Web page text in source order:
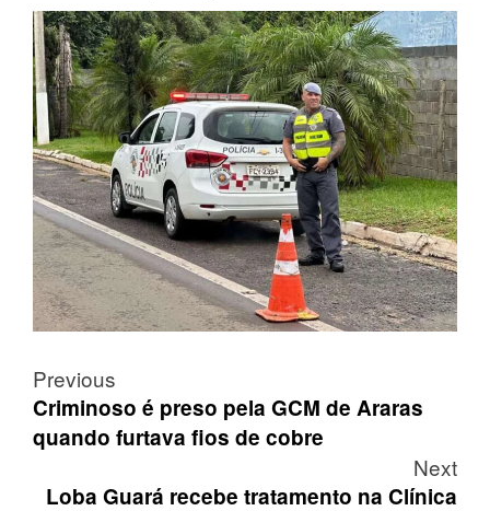
Post
navigation
Previous
Criminoso é preso pela GCM de Araras
quando furtava fios de cobre
Next
Loba Guará recebe tratamento na Clínica